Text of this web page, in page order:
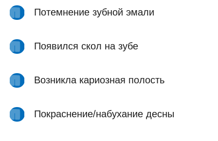
Потемнение зубной эмали
Появился скол на зубе
Возникла кариозная полость
Покраснение/набухание десны